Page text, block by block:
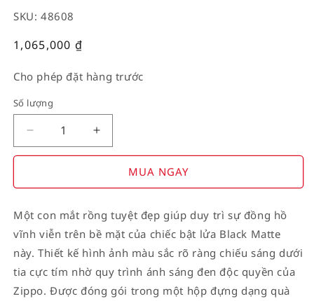
SKU: 48608
Giá
1,065,000₫
Cho phép đặt hàng trước
Số lượng
Decrease
quantity
American
on
Flag
Increase
quantity
American
on
Flag
MUA NGAY
Một con mắt rồng tuyệt đẹp giúp duy trì sự đồng hồ
vĩnh viễn trên bề mặt của chiếc bật lửa Black Matte
này. Thiết kế hình ảnh màu sắc rõ ràng chiếu sáng dưới
tia cực tím nhờ quy trình ánh sáng đen độc quyền của
Zippo. Được đóng gói trong một hộp đựng dạng quà